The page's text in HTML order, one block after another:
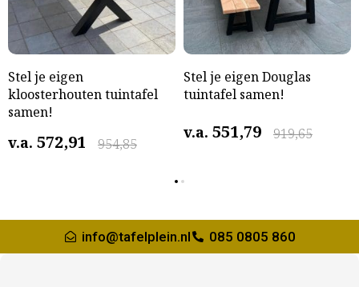
Stel je eigen
kloosterhouten tuintafel
samen!
v.a. 954,85
572,91
Stel je eigen Douglas
tuintafel samen!
v.a. 919,65
551,79
info@tafelplein.nl 085 0805 860